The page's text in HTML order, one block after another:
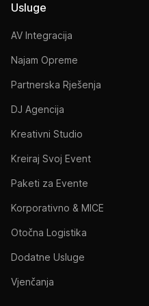
Usluge
AV Integracija
Najam Opreme
Partnerska Rješenja
DJ Agencija
Kreativni Studio
Kreiraj Svoj Event
Paketi za Evente
Korporativno & MICE
Otočna Logistika
Dodatne Usluge
Vjenčanja